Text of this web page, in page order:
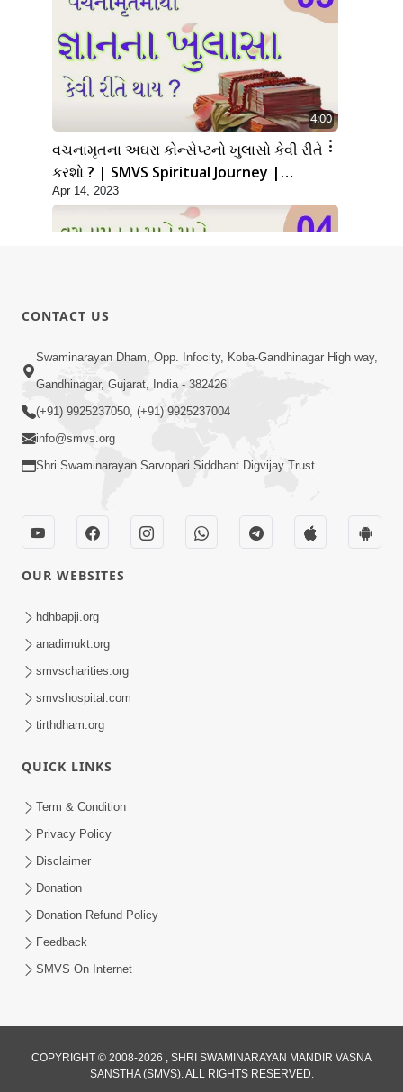
4:00
વચનામૃતના અઘરા કોન્સેપ્ટનો ખુલાસો કેવી રીતે
કરશો ? | SMVS Spiritual Journey |
Swaminarayan | 2023
Apr 14, 2023
1:00
વચનામૃતમાં રહસ્યો ભર્યા છે; જે અનુભવે તેના
હાથમાં જ આવે | SMVS Spiritual Journey |
Swaminarayan
વંદુ પદના રચયિતા સ.ગુ.પ્રેમાનંદસ્વામીની જેમ
રાજીપાનો આગ્રહ જગાવીએ | SMVS
Spiritual Journey
વંદુ સહજાનંદ પદ શા માટે ? કેવી રીતે બોલવા ? |
Mar 02, 2024
1:00
CONTACT US
Swaminarayan Dham, Opp. Infocity, Koba-Gandhinagar High way,
Gandhinagar, Gujarat, India - 382426
(+91) 9925237050, (+91) 9925237004
info@smvs.org
Shri Swaminarayan Sarvopari Siddhant Digvijay Trust
OUR WEBSITES
hdhbapji.org
anadimukt.org
smvscharities.org
smvshospital.com
tirthdham.org
QUICK LINKS
Term & Condition
Privacy Policy
Disclaimer
Donation
Donation Refund Policy
Feedback
SMVS On Internet
COPYRIGHT © 2008-2026 , SHRI SWAMINARAYAN MANDIR VASNA
SANSTHA (SMVS). ALL RIGHTS RESERVED.